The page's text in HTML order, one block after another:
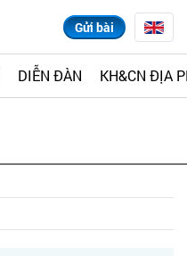
Gửi bài
DIỄN ĐÀN KH&CN ĐỊA